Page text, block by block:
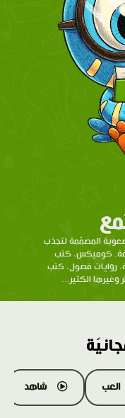
المصمّمة لتجذب
كوميكس، كتب
روايات فصول، كتب
الكثير...
العب شاهد